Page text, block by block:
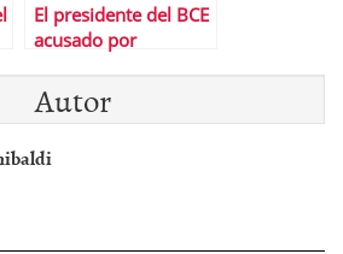
El presidente del BCE
acusado por
lobby de banqueros
Autor